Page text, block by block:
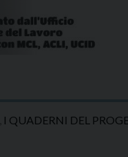
I QUADERNI DEL